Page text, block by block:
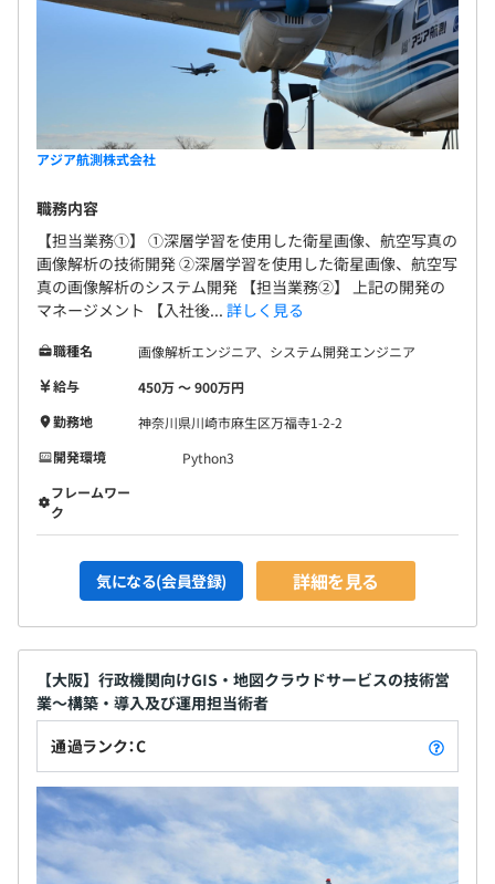
・アジア航測単体：1311名
社会基盤システム開発センター 182名（うち正社員81
＠新卒・中途入社割合は1：1です。
アジア航測株式会社
職務内容
【担当業務①】 ①深層学習を使用した衛星画像、航空写真の
画像解析の技術開発 ②深層学習を使用した衛星画像、航空写
真の画像解析のシステム開発 【担当業務②】 上記の開発の
マネージメント 【入社後... 詳しく見る
職種名
画像解析エンジニア、システム開発エンジニア
給与
450万 〜 900万円
勤務地
神奈川県川崎市麻生区万福寺1-2-2
開発環境
Python3
フレームワー
ク
気になる(会員登録) 詳細を見る
【大阪】行政機関向けGIS・地図クラウドサービスの技術営
業～構築・導入及び運用担当術者
通過ランク：C